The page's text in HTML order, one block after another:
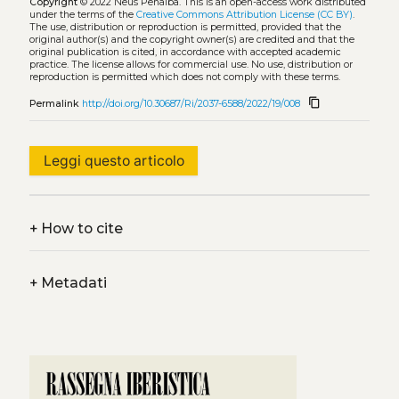
Copyright© 2022 Neus Penalba.
This is an open-access work distributed
under the terms of the Creative Commons Attribution License (CC BY).
The use, distribution or reproduction is permitted, provided that the
original author(s) and the copyright owner(s) are credited and that the
original publication is cited, in accordance with accepted academic
practice. The license allows for commercial use. No use, distribution or
reproduction is permitted which does not comply with these terms.
Permalink http://doi.org/10.30687/Ri/2037-6588/2022/19/008 content_copy
Leggi questo articolo
+How to cite
+Metadati